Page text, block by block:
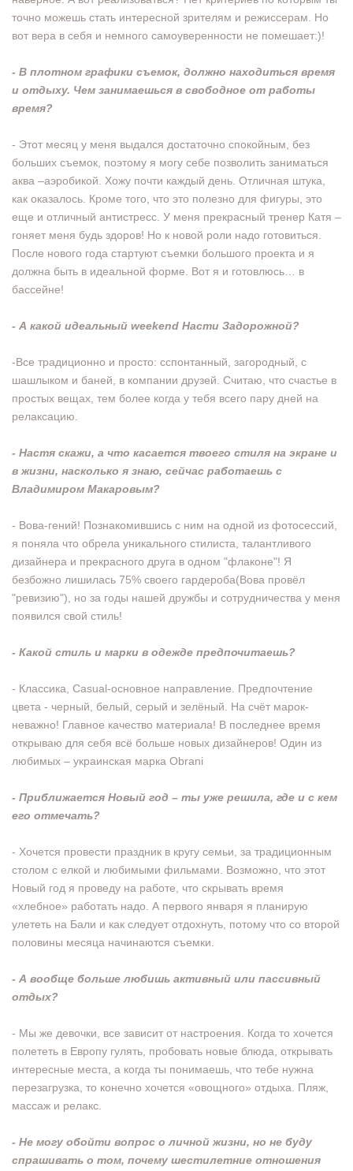
точно можешь стать интересной зрителям и режиссерам. Но
вот вера в себя и немного самоуверенности не помешает:)!
- В плотном графики съемок, должно находиться время
и отдыху. Чем занимаешься в свободное от работы
время?
- Этот месяц у меня выдался достаточно спокойным, без
больших съемок, поэтому я могу себе позволить заниматься
аква –аэробикой. Хожу почти каждый день. Отличная штука,
как оказалось. Кроме того, что это полезно для фигуры, это
еще и отличный антистресс. У меня прекрасный тренер Катя –
гоняет меня будь здоров! Но к новой роли надо готовиться.
После нового года стартуют съемки большого проекта и я
должна быть в идеальной форме. Вот я и готовлюсь… в
бассейне!
- А какой идеальный weekend Насти Задорожной?
-Все традиционно и просто: cспонтанный, загородный, с
шашлыком и баней, в компании друзей. Считаю, что счастье в
простых вещах, тем более когда у тебя всего пару дней на
релаксацию.
- Настя скажи, а что касается твоего стиля на экране и
в жизни, насколько я знаю, сейчас работаешь с
Владимиром Макаровым?
- Вова-гений! Познакомившись с ним на одной из фотосессий,
я поняла что обрела уникального стилиста, талантливого
дизайнера и прекрасного друга в одном "флаконе"! Я
безбожно лишилась 75% своего гардероба(Вова провёл
"ревизию"), но за годы нашей дружбы и сотрудничества у меня
появился свой стиль!
- Какой стиль и марки в одежде предпочитаешь?
- Классика, Casual-основное направление. Предпочтение
цвета - черный, белый, серый и зелёный. На счёт марок-
неважно! Главное качество материала! В последнее время
открываю для себя всё больше новых дизайнеров! Один из
любимых – украинская марка Obrani
- Приближается Новый год – ты уже решила, где и с кем
его отмечать?
- Хочется провести праздник в кругу семьи, за традиционным
столом с елкой и любимыми фильмами. Возможно, что этот
Новый год я проведу на работе, что скрывать время
«хлебное» работать надо. А первого января я планирую
улететь на Бали и как следует отдохнуть, потому что со второй
половины месяца начинаются съемки.
- А вообще больше любишь активный или пассивный
отдых?
- Мы же девочки, все зависит от настроения. Когда то хочется
полететь в Европу гулять, пробовать новые блюда, открывать
интересные места, а когда ты понимаешь, что тебе нужна
перезагрузка, то конечно хочется «овощного» отдыха. Пляж,
массаж и релакс.
- Не могу обойти вопрос о личной жизни, но не буду
спрашивать о том, почему шестилетние отношения